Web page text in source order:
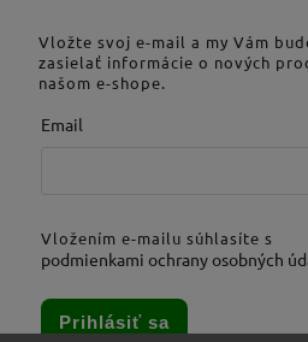
Vložte svoj e-mail a my Vám
zasielať informácie o nových
našom e-shope.
Email
Vložením e-mailu súhlasíte s
podmienkami ochrany osobných
Prihlásiť sa